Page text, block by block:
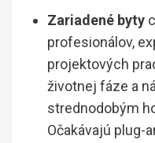
Zariadené byty
profesionálov,
projektových
životnej fáze a
strednodobým
Očakávajú plug-